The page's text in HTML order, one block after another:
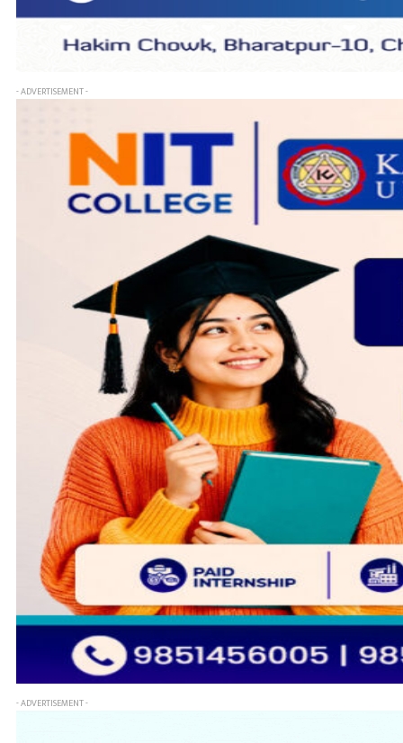
- ADVERTISEMENT -
- ADVERTISEMENT -